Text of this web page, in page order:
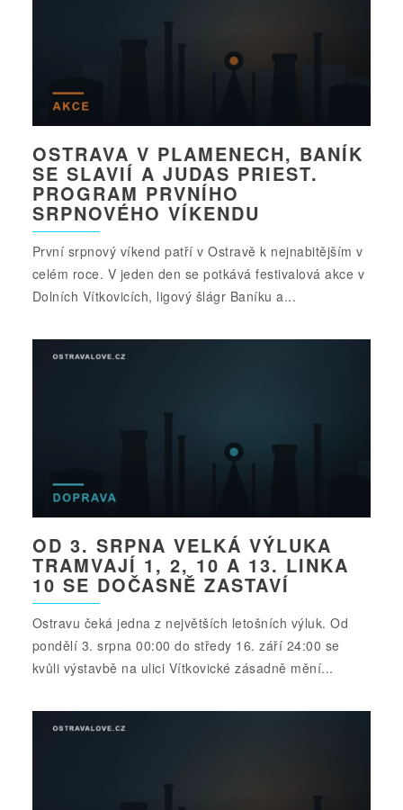
OSTRAVA V PLAMENECH, BANÍK
SE SLAVIÍ A JUDAS PRIEST.
PROGRAM PRVNÍHO
SRPNOVÉHO VÍKENDU
První srpnový víkend patří v Ostravě k nejnabitějším v
celém roce. V jeden den se potkává festivalová akce v
Dolních Vítkovicích, ligový šlágr Baníku a...
OD 3. SRPNA VELKÁ VÝLUKA
TRAMVAJÍ 1, 2, 10 A 13. LINKA
10 SE DOČASNĚ ZASTAVÍ
Ostravu čeká jedna z největších letošních výluk. Od
pondělí 3. srpna 00:00 do středy 16. září 24:00 se
kvůli výstavbě na ulici Vítkovické zásadně mění...